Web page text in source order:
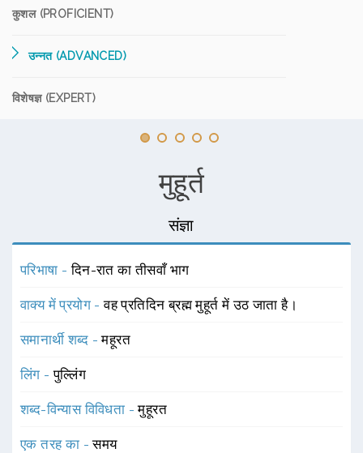
कुशल (PROFICIENT)
उन्नत (ADVANCED)
विशेषज्ञ (EXPERT)
मुहूर्त
संज्ञा
परिभाषा -दिन-रात का तीसवाँ भाग
वाक्य में प्रयोग -वह प्रतिदिन ब्रह्म मुहूर्त में उठ जाता है।
समानार्थी शब्द -महूरत
लिंग -पुल्लिंग
शब्द-विन्यास विविधता -मुहूरत
एक तरह का -समय